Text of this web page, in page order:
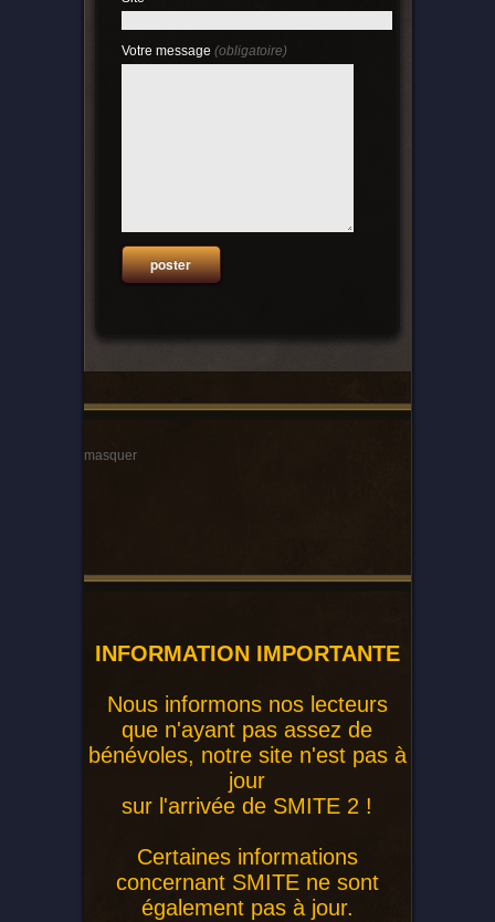
Votre message (obligatoire)
masquer
INFORMATION IMPORTANTE
Nous informons nos lecteurs
que n'ayant pas assez de
bénévoles, notre site n'est pas à
jour
sur l'arrivée de SMITE 2 !
Certaines informations
concernant SMITE ne sont
également pas à jour.